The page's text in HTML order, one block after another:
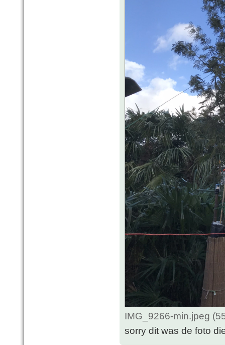
IMG_9266-min.jpeg
sorry dit was de foto